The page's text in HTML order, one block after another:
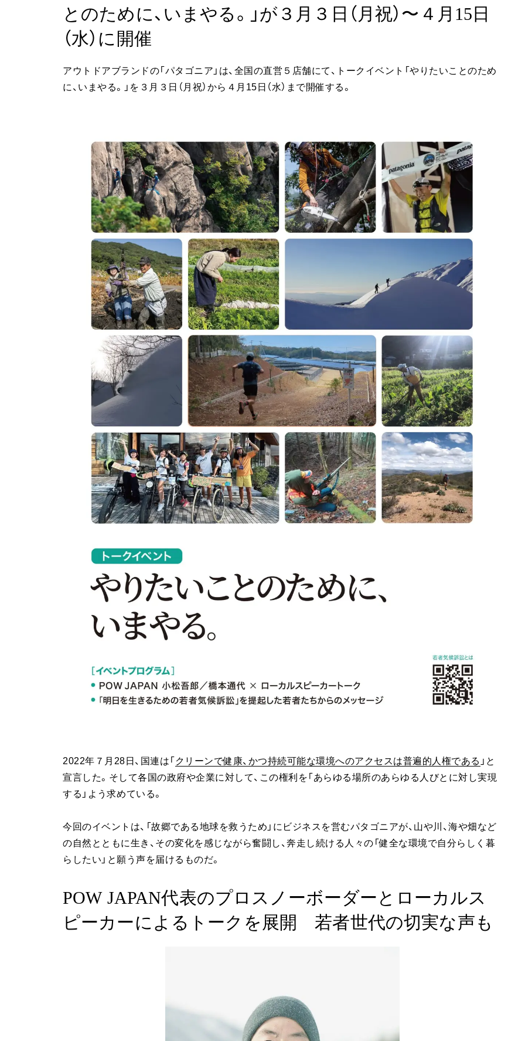
とのために、いまやる。」が３月３日（月祝）〜４月15日
（水）に開催
アウトドアブランドの「パタゴニア」は、全国の直営５店舗にて、トークイベント「やりたいことのため
に、いまやる。」を３月３日（月祝）から４月15日（水）まで開催する。
2022年７月28日、国連は「 クリーンで健康、かつ持続可能な環境へのアクセスは普遍的人権である 」と
宣言した。そして各国の政府や企業に対して、この権利を「あらゆる場所のあらゆる人びとに対し実現
する」よう求めている。
今回のイベントは、「故郷である地球を救うため」にビジネスを営むパタゴニアが、山や川、海や畑など
の自然とともに生き、その変化を感じながら奮闘し、奔走し続ける人々の「健全な環境で自分らしく暮
らしたい」と願う声を届けるものだ。
POW JAPAN代表のプロスノーボーダーとローカルス
ピーカーによるトークを展開 若者世代の切実な声も